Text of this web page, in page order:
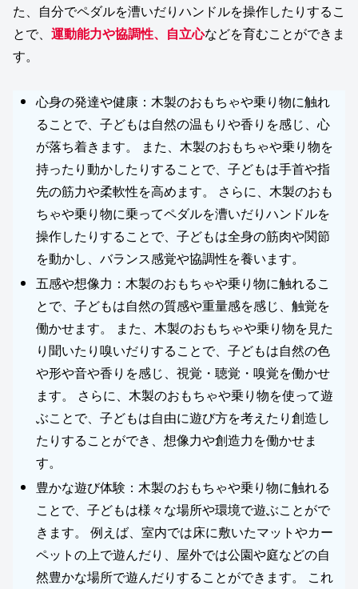
た、自分でペダルを漕いだりハンドルを操作したりするこ
とで、 運動能力や協調性、自立心などを育むことができま
す。
心身の発達や健康：木製のおもちゃや乗り物に触れ
ることで、子どもは自然の温もりや香りを感じ、心
が落ち着きます。 また、木製のおもちゃや乗り物を
持ったり動かしたりすることで、子どもは手首や指
先の筋力や柔軟性を高めます。 さらに、木製のおも
ちゃや乗り物に乗ってペダルを漕いだりハンドルを
操作したりすることで、子どもは全身の筋肉や関節
を動かし、バランス感覚や協調性を養います。
五感や想像力：木製のおもちゃや乗り物に触れるこ
とで、子どもは自然の質感や重量感を感じ、触覚を
働かせます。 また、木製のおもちゃや乗り物を見た
り聞いたり嗅いだりすることで、子どもは自然の色
や形や音や香りを感じ、視覚・聴覚・嗅覚を働かせ
ます。 さらに、木製のおもちゃや乗り物を使って遊
ぶことで、子どもは自由に遊び方を考えたり創造し
たりすることができ、想像力や創造力を働かせま
す。
豊かな遊び体験：木製のおもちゃや乗り物に触れる
ことで、子どもは様々な場所や環境で遊ぶことがで
きます。 例えば、室内では床に敷いたマットやカー
ペットの上で遊んだり、屋外では公園や庭などの自
然豊かな場所で遊んだりすることができます。 これ